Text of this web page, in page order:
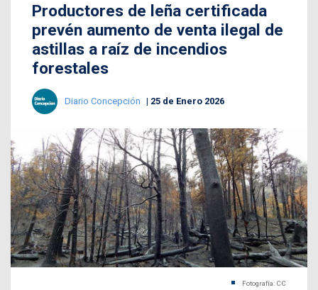
Productores de leña certificada
prevén aumento de venta ilegal de
astillas a raíz de incendios
forestales
Diario Concepción 25 de Enero 2026
Fotografía: CC